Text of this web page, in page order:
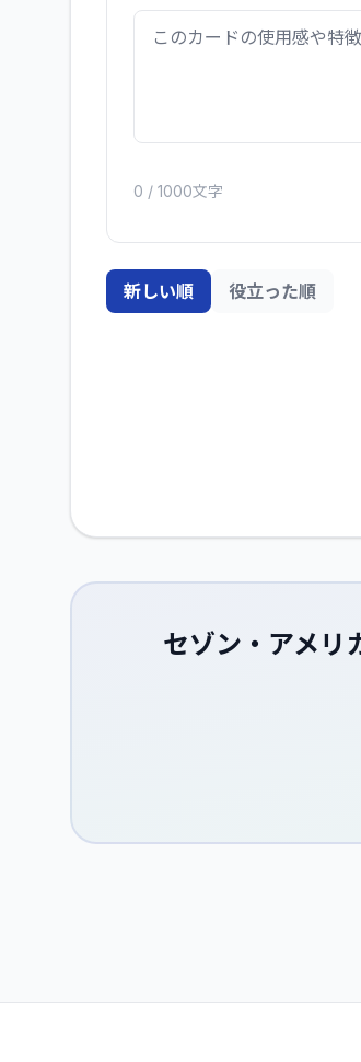
0 / 1000文字
新しい順 役立った順
セゾン・アメリ